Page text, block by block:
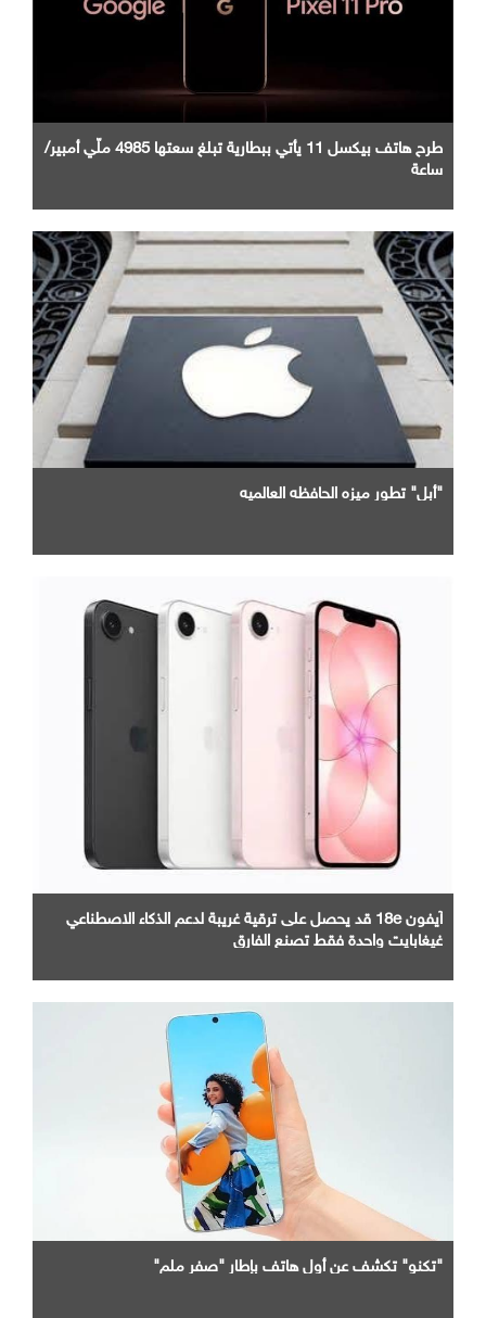
طرح هاتف بيكسل 11 يأتي ببطارية تبلغ سعتها 4985 ملّي أمبير/
ساعة
"أبل" تطور ميزه الحافظه العالميه
آيفون 18e قد يحصل على ترقية غريبة لدعم الذكاء الاصطناعي
غيغابايت واحدة فقط تصنع الفارق
"تكنو" تكشف عن أول هاتف بإطار "صفر ملم"